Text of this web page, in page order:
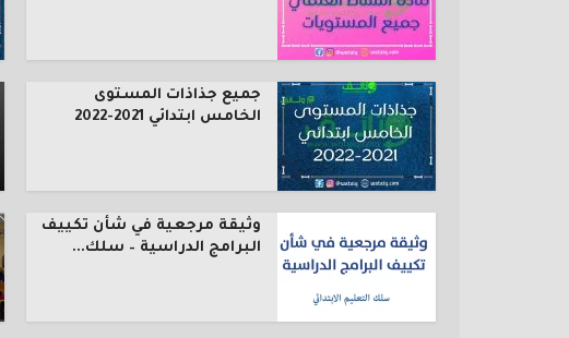
جميع جذاذات المستوى
الخامس ابتدائي 2021-2022
وثيقة مرجعية في شأن تكييف
البرامج الدراسية – سلك...